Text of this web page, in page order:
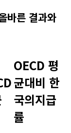
바른 결과와
OECD 평
균대비 한
국의지급
률